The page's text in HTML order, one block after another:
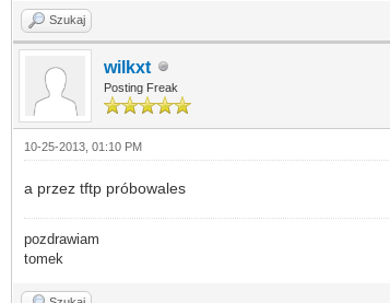
Szukaj
wilkxt
Posting Freak
10-25-2013, 01:10 PM
a przez tftp próbowales
pozdrawiam
tomek